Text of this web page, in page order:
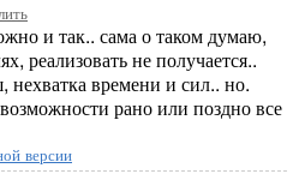
и так.. сама о таком думаю,
реализовать не получается..
времени и сил.. но.
рано или поздно все
версии